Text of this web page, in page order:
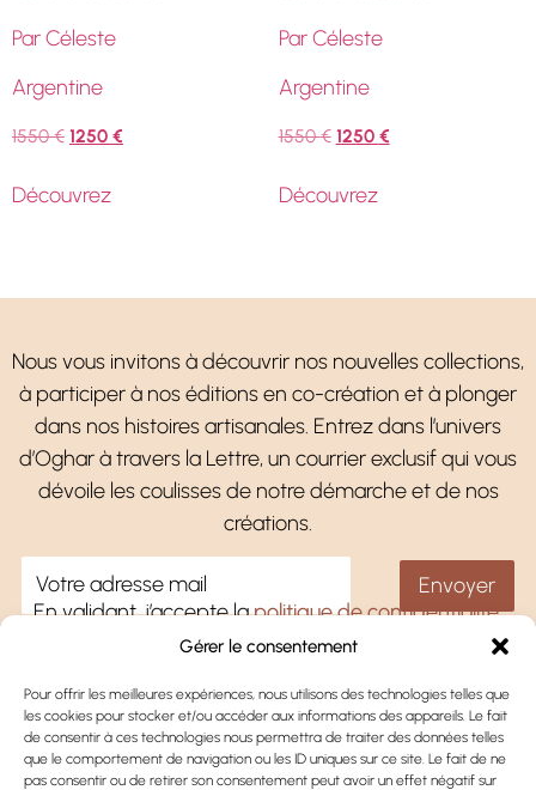
Gérer le consentement
Pour offrir les meilleures expériences, nous utilisons des technologies telles que
les cookies pour stocker et/ou accéder aux informations des appareils. Le fait
de consentir à ces technologies nous permettra de traiter des données telles
que le comportement de navigation ou les ID uniques sur ce site. Le fait de ne
pas consentir ou de retirer son consentement peut avoir un effet négatif sur
Par Céleste
Argentine
1550€ 1250 €
Découvrez
Par Céleste
Argentine
1550€ 1250 €
Découvrez
Nous vous invitons à découvrir nos nouvelles collections,
à participer à nos éditions en co-création et à plonger
dans nos histoires artisanales. Entrez dans l’univers
d’Oghar à travers la Lettre, un courrier exclusif qui vous
dévoile les coulisses de notre démarche et de nos
créations.
En validant, j’accepte lapolitique de confidentialité.
Une question ?
Oghar